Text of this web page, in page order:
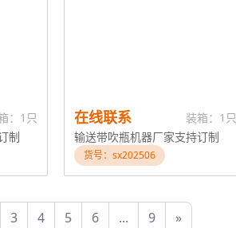
：1只
制
在线联系
装箱：1只
输送带吹瓶机器厂家支持订制
货号：sx202506
3 4 5 6 ... 9 »